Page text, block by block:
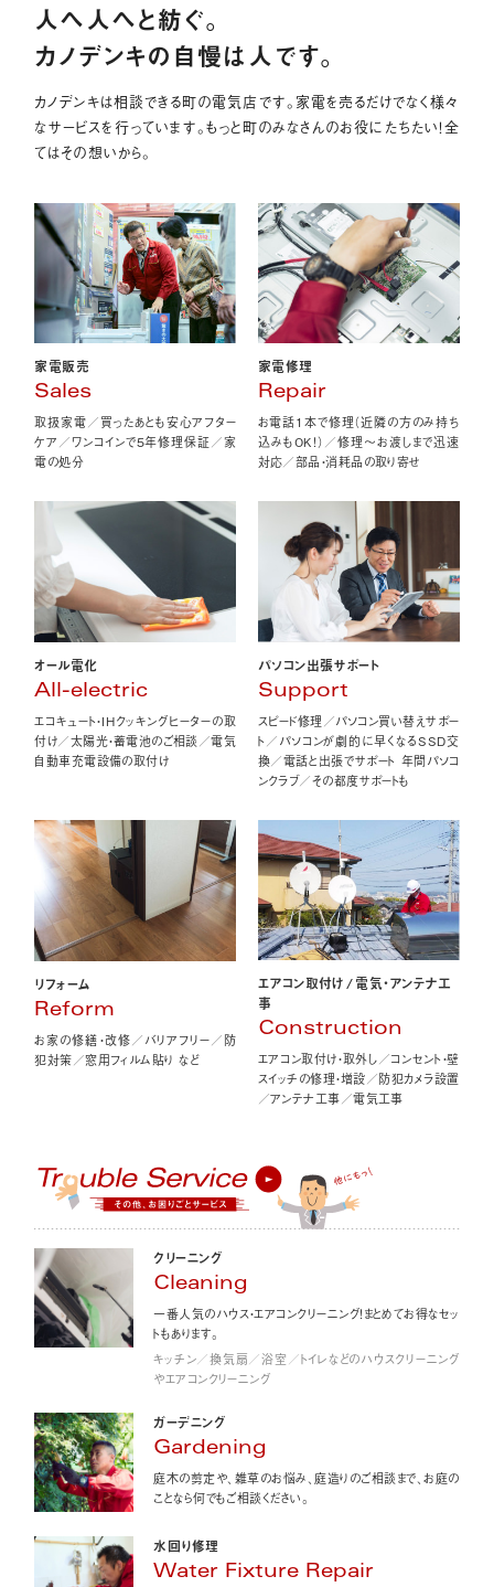
人へ人へと紡ぐ。
カノデンキの自慢は人です。
カノデンキは相談できる町の電気店です。家電を売るだけでなく様々
なサービスを行っています。もっと町のみなさんのお役にたちたい！全
てはその想いから。
家電販売
Sales
取扱家電／買ったあとも安心アフター
ケア／ワンコインで5年修理保証／家
電の処分
家電修理
Repair
お電話1本で修理（近隣の方のみ持ち
込みもOK！）／修理〜お渡しまで迅速
対応／部品・消耗品の取り寄せ
オール電化
All-electric
エコキュート・IHクッキングヒーターの取
付け／太陽光・蓄電池のご相談／電気
自動車充電設備の取付け
パソコン出張サポート
Support
スピード修理／パソコン買い替えサポー
ト／パソコンが劇的に早くなるSSD交
換／電話と出張でサポート 年間パソコ
ンクラブ／その都度サポートも
リフォーム
Reform
お家の修繕・改修／バリアフリー／防
犯対策／窓用フィルム貼り など
エアコン取付け/電気・アンテナ工
事
Construction
エアコン取付け・取外し／コンセント・壁
スイッチの修理・増設／防犯カメラ設置
／アンテナ工事／電気工事
クリーニング
Cleaning
一番人気のハウス・エアコンクリーニング！まとめてお得なセッ
トもあります。
キッチン／換気扇／浴室／トイレなどのハウスクリーニング
やエアコンクリーニング
ガーデニング
Gardening
庭木の剪定や、雑草のお悩み、庭造りのご相談まで、お庭の
ことなら何でもご相談ください。
水回り修理
Water Fixture Repair